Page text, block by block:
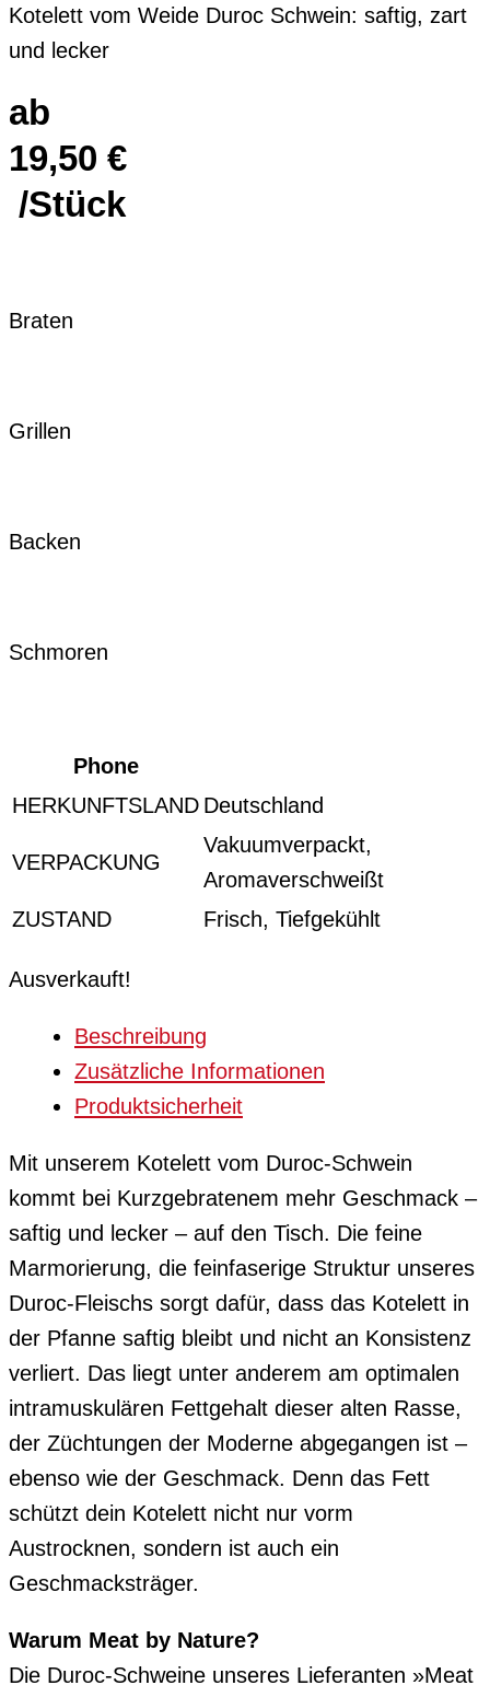
Kotelett vom Weide Duroc Schwein: saftig, zart
und lecker
ab
19,50 €
/Stück
Braten
Grillen
Backen
Schmoren
Phone
HERKUNFTSLAND Deutschland
VERPACKUNG
Vakuumverpackt,
Aromaverschweißt
ZUSTAND
Frisch, Tiefgekühlt
Ausverkauft!
Beschreibung
Zusätzliche Informationen
Produktsicherheit
Mit unserem Kotelett vom Duroc-Schwein
kommt bei Kurzgebratenem mehr Geschmack –
saftig und lecker – auf den Tisch. Die feine
Marmorierung, die feinfaserige Struktur unseres
Duroc-Fleischs sorgt dafür, dass das Kotelett in
der Pfanne saftig bleibt und nicht an Konsistenz
verliert. Das liegt unter anderem am optimalen
intramuskulären Fettgehalt dieser alten Rasse,
der Züchtungen der Moderne abgegangen ist –
ebenso wie der Geschmack. Denn das Fett
schützt dein Kotelett nicht nur vorm
Austrocknen, sondern ist auch ein
Geschmacksträger.
Warum Meat by Nature?
Die Duroc-Schweine unseres Lieferanten »Meat